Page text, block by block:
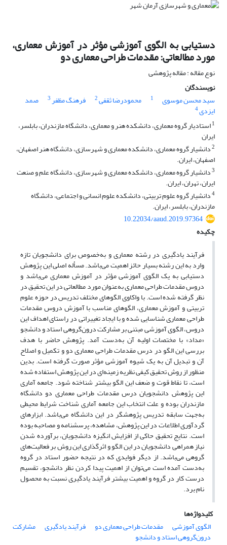
دستیابی به الگوی آموزشی مؤثر در آموزش معماری،
مورد مطالعاتی: مقدمات طراحی معماری دو
نوع مقاله : مقاله پژوهشی
نویسندگان
سید محسن موسوی
1 محمودرضا ثقفی2 فرهنگ مظفر3 صمد
ایزدی4
1استادیار گروه معماری، دانشکده هنر و معماری، دانشگاه مازندران، بابلسر،
ایران
2دانشیار گروه معماری، دانشکده معماری و شهرسازی، دانشگاه هنر اصفهان،
اصفهان، ایران.
3دانشیار گروه معماری، دانشکده معماری و شهرسازی، دانشگاه علم و صنعت
ایران، تهران، ایران.
4دانشیار گروه علوم تربیتی، دانشکده علوم انسانی و اجتماعی، دانشگاه
مازندران، بابلسر، ایران.
10.22034/aaud.2019.97364
چکیده
فرآیند یادگیری در رشته معماری و به‌خصوص برای دانشجویان تازه
وارد به این رشته بسیار حائز اهمیت می‌باشد. مسأله اصلی این پژوهش
دستیابی به یک الگوی آموزشی مؤثر در آموزش معماری می‌باشد و
دروس مقدمات طراحی معماری به‌عنوان مورد مطالعاتی در این تحقیق در
نظر گرفته شده است. با واکاوی الگوهای مختلف تدریس در حوزه علوم
تربیتی و آموزش معماری، الگوهای مناسب با آموزش دروس مقدمات
طراحی معماری شناسایی شده و با ایجاد تغییراتی در راستای اهداف این
دروس، الگوی آموزشی مبتنی بر مشارکت درون‌گروهی استاد و دانشجو
«مداد» با مختصات اولیه آن به‌دست آمد. پژوهش حاضر با هدف
بررسی این الگو در درس مقدمات طراحی معماری دو و تکمیل و اصلاح
آن و تبدیل آن به یک شیوه آموزشی مؤثر صورت گرفته است. بدین
منظور از روش تحقیق کیفی نظریه زمینه‌ای در این پژوهش استفاده شده
است، تا نقاط قوت و ضعف این الگو بیشتر شناخته شود. جامعه آماری
این پژوهش دانشجویان درس مقدمات طراحی معماری دو دانشگاه
مازندران بوده و علت انتخاب این جامعه آماری شناخت شرایط محیطی
به‌جهت سابقه تدریس پژوهشگر در این دانشگاه می‌باشد. ابزارهای
گردآوری اطلاعات در این پژوهش، مشاهده، پرسشنامه و مصاحبه بوده
است. نتایج تحقیق حاکی از افزایش انگیزه دانشجویان، برآورده شدن
نیاز همراهی دانشجویان در این الگو و اثرگذاری این روش بر فعالیت‌های
گروهی می‌باشد. از دیگر فوایدی که در نتیجه حضور استاد در گروه
به‌دست آمده است می‌توان از اهمیت پیدا کردن نظر دانشجو، تقسیم
درست کار در گروه و اهمیت بیشتر فرآیند یادگیری نسبت به محصول
نام برد.
کلیدواژه‌ها
الگوی آموزشی
مقدمات طراحی معماری دو فرآیند یادگیری مشارکت
درون‌گروهی استاد و دانشجو